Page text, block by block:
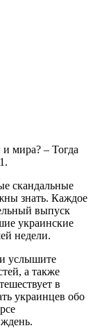
мира? – Тогда
скандальные
знать. Каждое
выпуск
украинские
недели.
и услышите
а также
в
украинцев обо